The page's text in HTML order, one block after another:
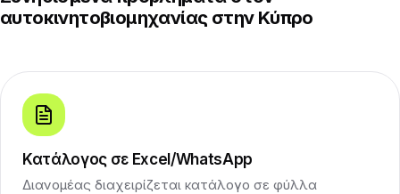
αυτοκινητοβιομηχανίας στην Κύπρο
Κατάλογος σε Excel/WhatsApp
Διανομέας διαχειρίζεται κατάλογο σε φύλλα